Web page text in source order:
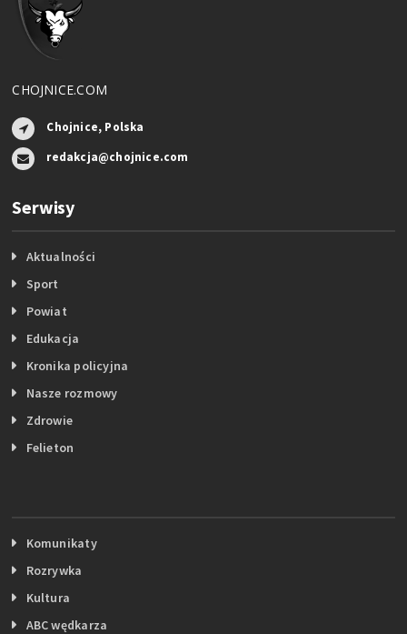
CHOJNICE.COM
Chojnice, Polska
redakcja@chojnice.com
Serwisy
Aktualności
Sport
Powiat
Edukacja
Kronika policyjna
Nasze rozmowy
Zdrowie
Felieton
Komunikaty
Rozrywka
Kultura
ABC wędkarza